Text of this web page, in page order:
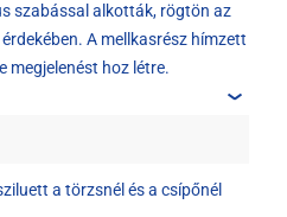
szabással alkották, rögtön az
A mellkasrész hímzett
megjelenést hoz létre.
a törzsnél és a csípőnél